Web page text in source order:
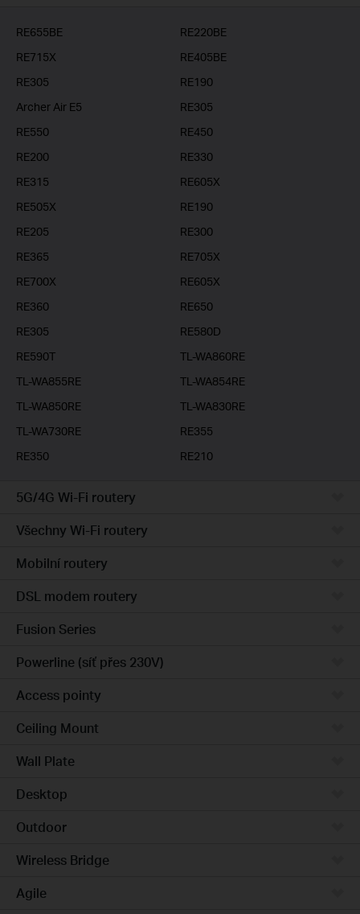
RE655BE
RE220BE
RE715X
RE405BE
RE305
RE190
Archer Air E5
RE305
RE550
RE450
RE200
RE330
RE315
RE605X
RE505X
RE190
RE205
RE300
RE365
RE705X
RE700X
RE605X
RE360
RE650
RE305
RE580D
RE590T
TL-WA860RE
TL-WA855RE
TL-WA854RE
TL-WA850RE
TL-WA830RE
TL-WA730RE
RE355
RE350
RE210
5G/4G Wi-Fi routery
Všechny Wi-Fi routery
Mobilní routery
DSL modem routery
Fusion Series
Powerline (síť přes 230V)
Access pointy
Ceiling Mount
Wall Plate
Desktop
Outdoor
Wireless Bridge
Agile